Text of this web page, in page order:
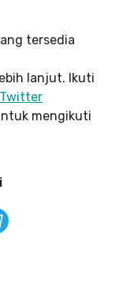
tersedia
lanjut. Ikuti
Twitter
mengikuti